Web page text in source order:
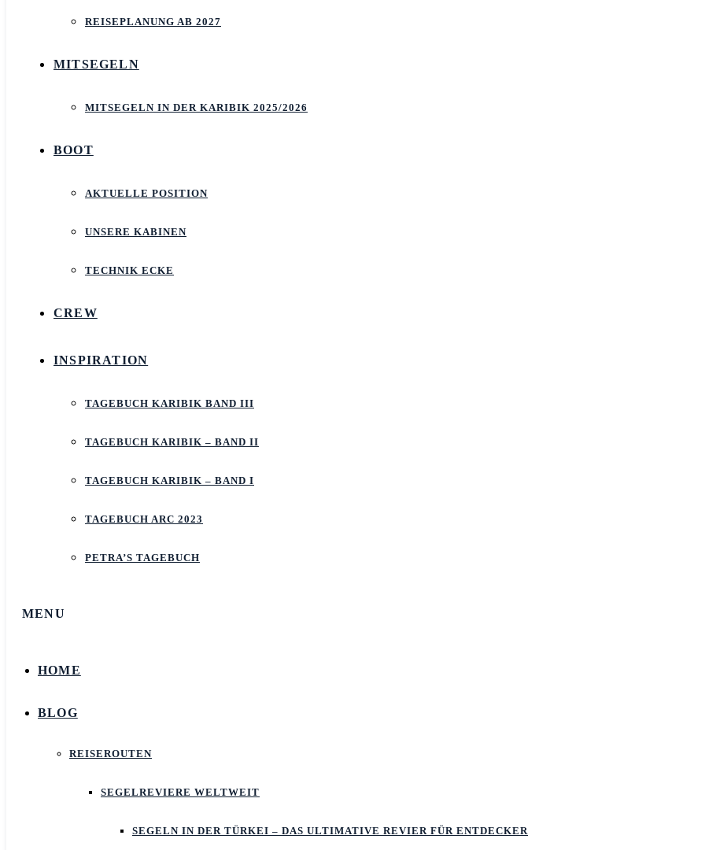
REISEPLANUNG AB 2027
MITSEGELN
MITSEGELN IN DER KARIBIK 2025/2026
BOOT
AKTUELLE POSITION
UNSERE KABINEN
TECHNIK ECKE
CREW
INSPIRATION
TAGEBUCH KARIBIK BAND III
TAGEBUCH KARIBIK – BAND II
TAGEBUCH KARIBIK – BAND I
TAGEBUCH ARC 2023
PETRA’S TAGEBUCH
MENU
HOME
BLOG
REISEROUTEN
SEGELREVIERE WELTWEIT
SEGELN IN DER TÜRKEI – DAS ULTIMATIVE REVIER FÜR ENTDECKER